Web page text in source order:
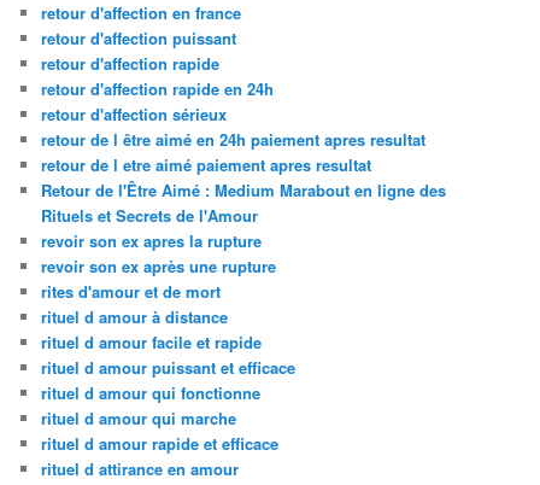
retour d'affection en france
retour d'affection puissant
retour d'affection rapide
retour d'affection rapide en 24h
retour d'affection sérieux
retour de l être aimé en 24h paiement apres resultat
retour de l etre aimé paiement apres resultat
Retour de l'Être Aimé : Medium Marabout en ligne des
Rituels et Secrets de l'Amour
revoir son ex apres la rupture
revoir son ex après une rupture
rites d'amour et de mort
rituel d amour à distance
rituel d amour facile et rapide
rituel d amour puissant et efficace
rituel d amour qui fonctionne
rituel d amour qui marche
rituel d amour rapide et efficace
rituel d attirance en amour